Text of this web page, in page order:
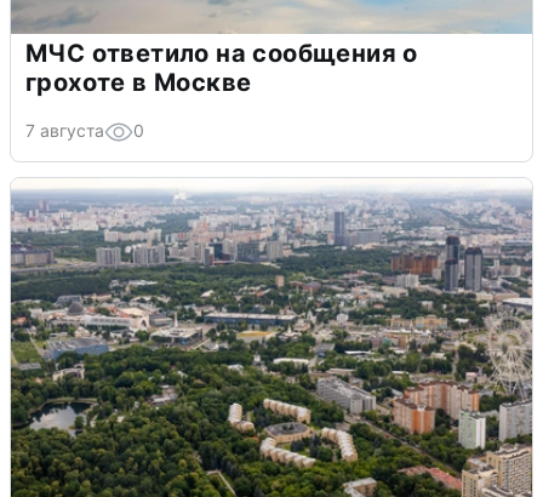
МЧС ответило на сообщения о
грохоте в Москве
7 августа 0